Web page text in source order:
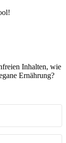
Inhalten, wie
Ernährung?